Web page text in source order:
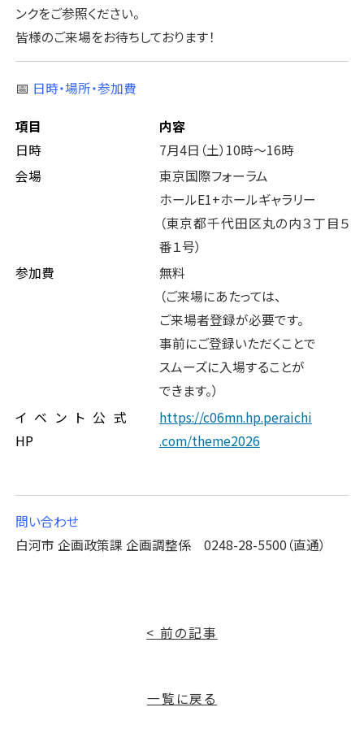
ンクをご参照ください。
皆様のご来場をお待ちしております！
📅 日時・場所・参加費
項目
内容
日時
7月4日（土）10時～16時
会場
東京国際フォーラム
ホールE1+ホールギャラリー
（東京都千代田区丸の内３丁目５
番１号）
参加費
無料
（ご来場にあたっては、
ご来場者登録が必要です。
事前にご登録いただくことで
スムーズに入場することが
できます。）
イベント公式
HP
https://c06mn.hp.peraichi
.com/theme2026
問い合わせ
白河市 企画政策課 企画調整係 0248-28-5500（直通）
< 前の記事
一覧に戻る